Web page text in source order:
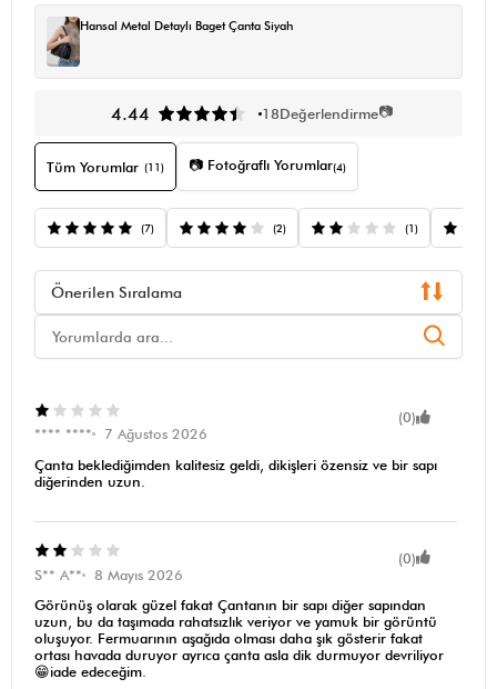
Hansal Metal Detaylı Baget Çanta Siyah
4.44 18Değerlendirme📷
Tüm Yorumlar (11) 📷 Fotoğraflı Yorumlar(4)
(7) (2) (1)
Önerilen Sıralama
(0)
**** ****
7 Ağustos 2026
Çanta beklediğimden kalitesiz geldi, dikişleri özensiz ve bir sapı
diğerinden uzun.
(0)
S** A**
8 Mayıs 2026
Görünüş olarak güzel fakat Çantanın bir sapı diğer sapından
uzun, bu da taşımada rahatsızlık veriyor ve yamuk bir görüntü
oluşuyor. Fermuarının aşağıda olması daha şık gösterir fakat
ortası havada duruyor ayrıca çanta asla dik durmuyor devriliyor
😁iade edeceğim.